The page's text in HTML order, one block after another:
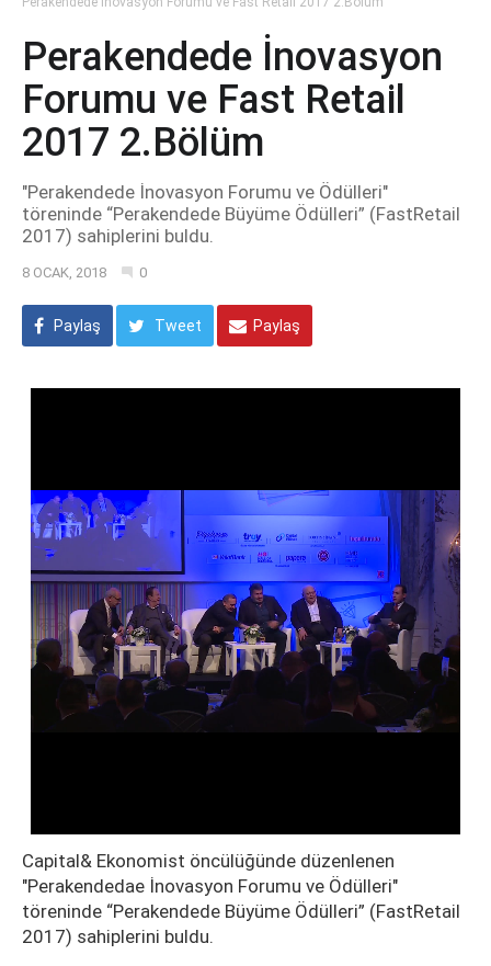
Perakendede İnovasyon
Forumu ve Fast Retail
2017 2.Bölüm
"Perakendede İnovasyon Forumu ve Ödülleri"
töreninde “Perakendede Büyüme Ödülleri” (FastRetail
2017) sahiplerini buldu.
8 OCAK, 2018 0
Paylaş Tweet Paylaş
Capital& Ekonomist öncülüğünde düzenlenen
"Perakendedae İnovasyon Forumu ve Ödülleri"
töreninde “Perakendede Büyüme Ödülleri” (FastRetail
2017) sahiplerini buldu.